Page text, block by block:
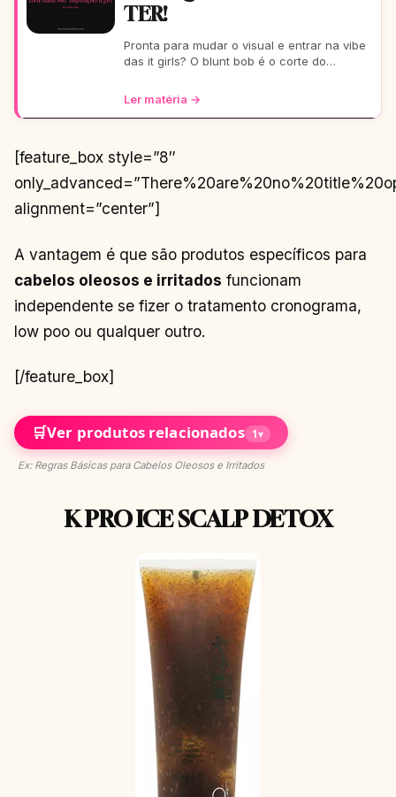
TER!
Pronta para mudar o visual e entrar na vibe
das it girls? O blunt bob é o corte do
Vem ver como ele
Ler matéria →
[feature_box style=”8″
alignment=”center”]
A vantagem é que são produtos específicos para
cabelos oleosos e irritados funcionam
independente se fizer o tratamento cronograma,
low poo ou qualquer outro.
[/feature_box]
🛒Ver produtos relacionados 1▾
Ex: Regras Básicas para Cabelos Oleosos e Irritados
K PRO ICE SCALP DETOX